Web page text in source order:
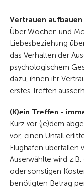
Vertrauen
Über Wochen und
Liebesbeziehung
das Verhalten der
psychologischem
dazu, ihnen ihr
erstes Treffen
(K)ein Treffen -
Kurz vor (je)dem
vor, einen Unfall
Flughafen überfallen
Auserwählte wird
oder sonstigen
benötigten Betrag